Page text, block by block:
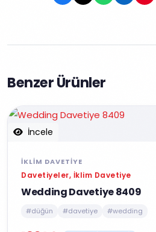
Benzer Ürünler
İncele
İKLIM DAVETIYE
Davetiyeler, İklim Davetiye
Wedding Davetiye 8409
#düğün #davetiye #wedding